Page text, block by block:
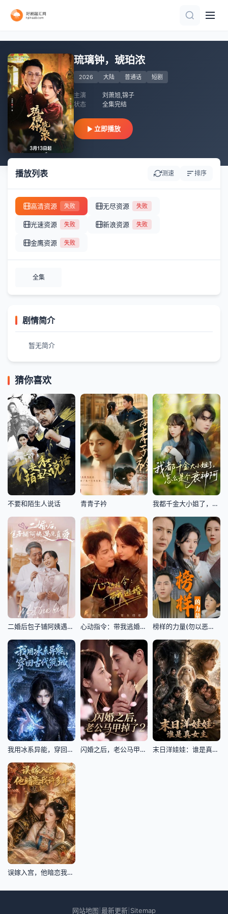
琉璃钟，琥珀浓
2026 大陆 普通话 短剧
主演
刘萧旭,锦子
状态
全集完结
立即播放
播放列表 测速 排序
高清资源 失败 无尽资源 失败
光速资源 失败 新浪资源 失败
金鹰资源 失败
全集
剧情简介
暂无简介
猜你喜欢
更新第23集
不要和陌生人说话
第61-80集完结
青青子衿
正片
我都千金大小姐了，怎么是个衰神阿
完结
二婚后包子铺阿姨遇见真爱
全集完结
心动指令：带我逃婚＆玫瑰窃贼
第21-30集完结
榜样的力量(勿以恶小而为之)
全集完结
我用冰系异能，穿回古代筑城
全集完结
闪婚之后，老公马甲掉了2
全集完结
末日洋娃娃：谁是真女主
全集完结
误嫁入宫，他暗恋我许多年
网站地图 最新更新 Sitemap